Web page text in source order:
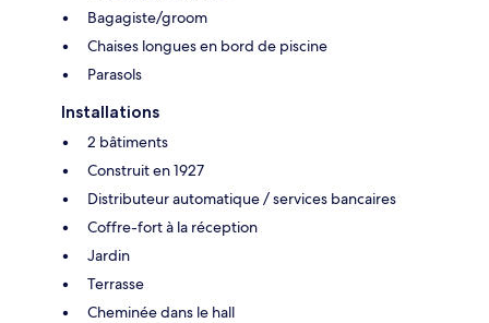
Bagagiste/groom
Chaises longues en bord de piscine
Parasols
Installations
2 bâtiments
Construit en 1927
Distributeur automatique / services bancaires
Coffre-fort à la réception
Jardin
Terrasse
Cheminée dans le hall